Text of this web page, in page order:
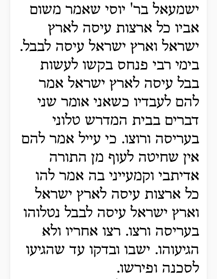
ישמעאל בר' יוסי שאמר משום
אביו כל ארצות עיסה לארץ
ישראל וארץ ישראל עיסה לבבל.
בימי רבי פנחס בקשו לעשות
בבל עיסה לארץ ישראל אמר
להם לעבדיו כשאני אומר שני
דברים בבית המדרש טלוני
בעריסה ורוצו. כי עייל אמר להם
אין שחיטה לעוף מן התורה
אדיתבי וקמעייני בה אמר להו
כל ארצות עיסה לארץ ישראל
וארץ ישראל עיסה לבבל נטלוהו
בעריסה ורצו. רצו אחריו ולא
הגיעוהו. ישבו ובדקו עד שהגיעו
לסכנה ופירשו.